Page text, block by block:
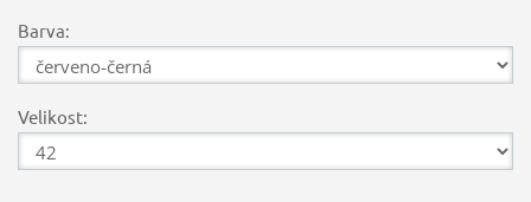
Barva:
Velikost: